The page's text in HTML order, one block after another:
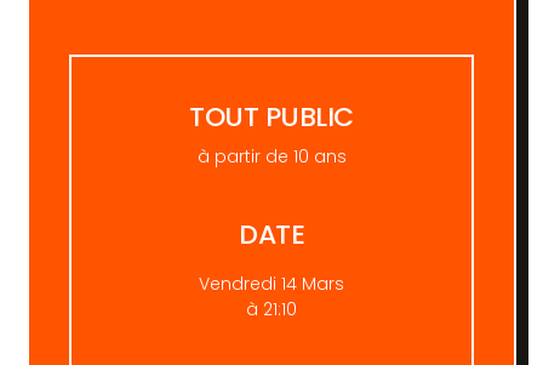
TOUT PUBLIC
à partir de 10 ans
DATE
Vendredi 14 Mars
à 21:10